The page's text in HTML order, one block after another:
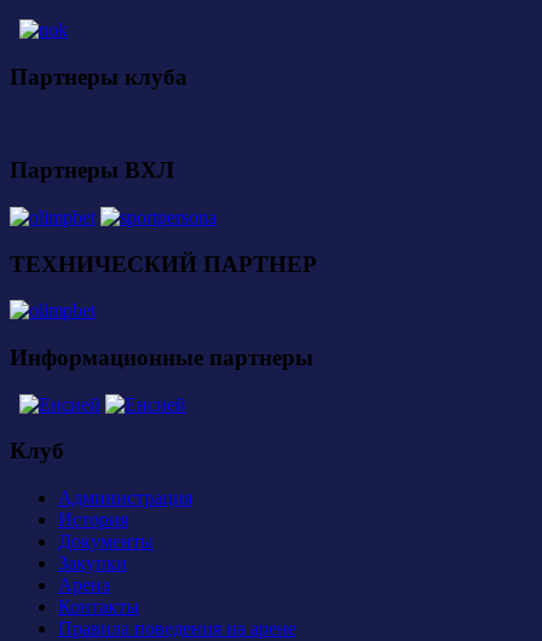
Партнеры клуба
Партнеры ВХЛ
ТЕХНИЧЕСКИЙ ПАРТНЕР
Информационные партнеры
Клуб
Администрация
История
Документы
Закупки
Арена
Контакты
Правила поведения на арене